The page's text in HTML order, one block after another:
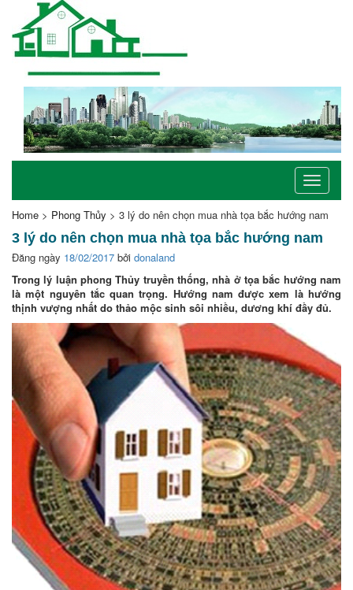
Toggle
Home > Phong Thủy > 3 lý do nên chọn mua nhà tọa bắc hướng nam
3 lý do nên chọn mua nhà tọa bắc hướng nam
Đăng ngày 18/02/2017 bởi donaland
Trong lý luận phong Thủy truyền thống, nhà ở tọa bắc hướng nam
là một nguyên tắc quan trọng. Hướng nam được xem là hướng
thịnh vượng nhất do thảo mộc sinh sôi nhiều, dương khí đầy đủ.